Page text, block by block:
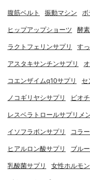
腹筋ベルト 振動マシン ボ
ヒップアップショーツ 酵
ラクトフェリンサプリ す
アスタキサンチンサプリ
コエンザイムq10サプリ セ
ノコギリヤシサプリ ビオ
レスベラトロールサプリメ
イソフラボンサプリ コラ
ヒアルロン酸サプリ ブル
乳酸菌サプリ 女性ホルモ